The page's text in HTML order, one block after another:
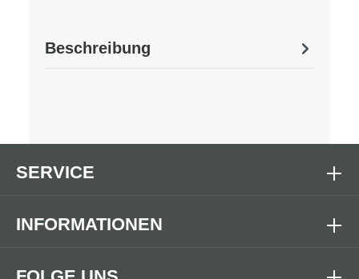
Beschreibung
SERVICE
INFORMATIONEN